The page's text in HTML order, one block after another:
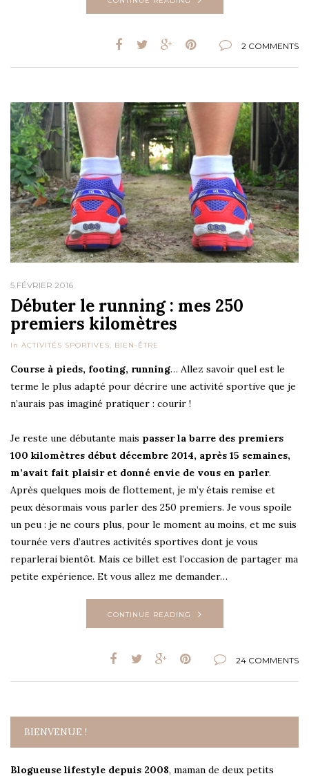
2 COMMENTS
5 FÉVRIER 2016
Débuter le running : mes 250
premiers kilomètres
In ACTIVITÉS SPORTIVES, BIEN-ÊTRE
Course à pieds, footing, running… Allez savoir quel est le
terme le plus adapté pour décrire une activité sportive que je
n’aurais pas imaginé pratiquer : courir !
Je reste une débutante mais passer la barre des premiers
100 kilomètres début décembre 2014, après 15 semaines,
m’avait fait plaisir et donné envie de vous en parler.
Après quelques mois de flottement, je m’y étais remise et
peux désormais vous parler des 250 premiers. Je vous spoile
un peu : je ne cours plus, pour le moment au moins, et me suis
tournée vers d’autres activités sportives dont je vous
reparlerai bientôt. Mais ce billet est l’occasion de partager ma
petite expérience. Et vous allez me demander…
CONTINUE READING
24 COMMENTS
BIENVENUE !
Blogueuse lifestyle depuis 2008, maman de deux petits